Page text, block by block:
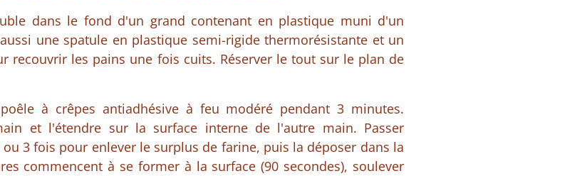
dans le fond d'un grand contenant en plastique muni d'un
une spatule en plastique semi-rigide thermorésistante et un
recouvrir les pains une fois cuits. Réserver le tout sur le plan de
à crêpes antiadhésive à feu modéré pendant 3 minutes.
et l'étendre sur la surface interne de l'autre main. Passer
3 fois pour enlever le surplus de farine, puis la déposer dans la
commencent à se former à la surface (90 secondes), soulever